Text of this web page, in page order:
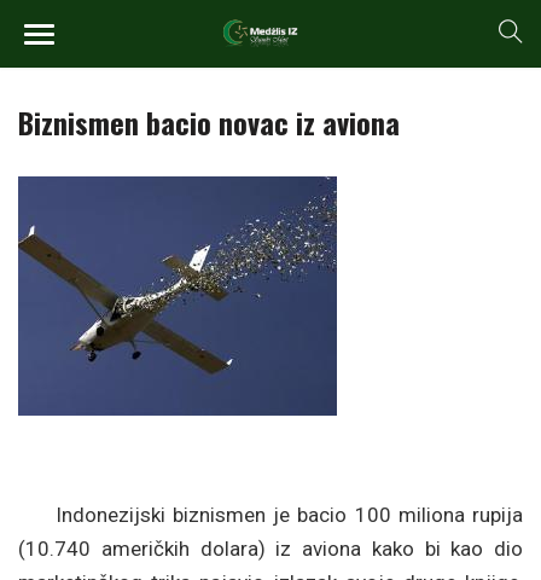
Biznismen bacio novac iz aviona
Indonezijski biznismen je bacio 100 miliona rupija
(10.740 američkih dolara) iz aviona kako bi kao dio